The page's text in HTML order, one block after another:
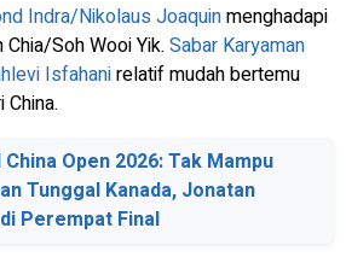
Indra/Nikolaus Joaquinmenghadapi
Soh Wooi Yik. Sabar Karyaman
Isfahanirelatif mudah bertemu
China Open 2026: Tak Mampu
Tunggal Kanada, Jonatan
Perempat Final